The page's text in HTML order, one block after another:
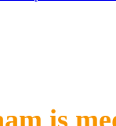
is